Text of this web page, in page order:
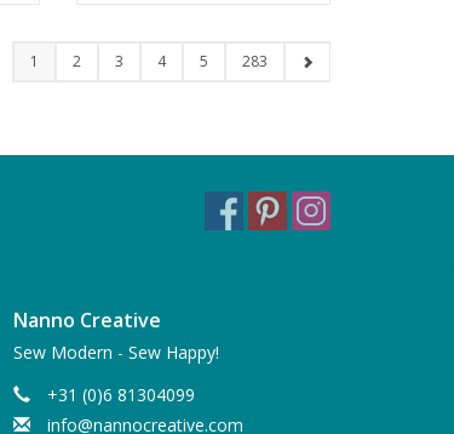
1 2 3 4 5 283
Nanno Creative
Sew Modern - Sew Happy!
+31 (0)6 81304099
info@nannocreative.com